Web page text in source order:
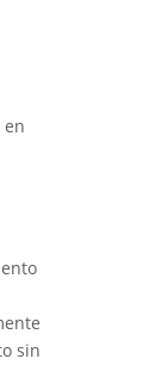
sin